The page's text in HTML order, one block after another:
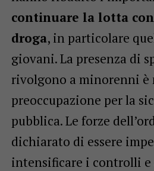
continuare la lotta
droga, in particolare
giovani. La presenza di
rivolgono a minorenni è
preoccupazione per la
pubblica. Le forze
dichiarato di essere
intensificare i controlli e